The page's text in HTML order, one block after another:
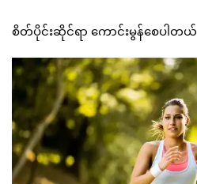
စိတ်ပိုင်းဆိုင်ရာ ကောင်းမွန်စေပါတယ်